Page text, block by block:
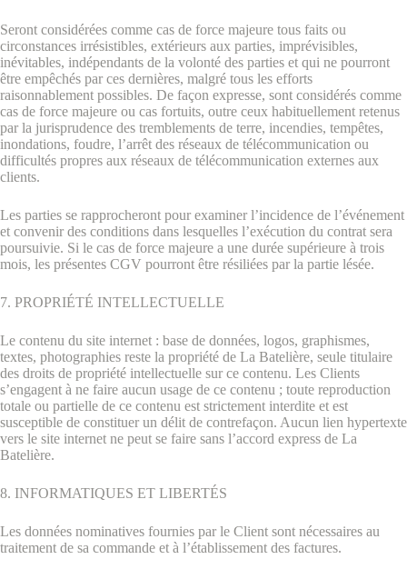
Seront considérées comme cas de force majeure tous faits ou
circonstances irrésistibles, extérieurs aux parties, imprévisibles,
inévitables, indépendants de la volonté des parties et qui ne pourront
être empêchés par ces dernières, malgré tous les efforts
raisonnablement possibles. De façon expresse, sont considérés comme
cas de force majeure ou cas fortuits, outre ceux habituellement retenus
par la jurisprudence des tremblements de terre, incendies, tempêtes,
inondations, foudre, l’arrêt des réseaux de télécommunication ou
difficultés propres aux réseaux de télécommunication externes aux
clients.
Les parties se rapprocheront pour examiner l’incidence de l’événement
et convenir des conditions dans lesquelles l’exécution du contrat sera
poursuivie. Si le cas de force majeure a une durée supérieure à trois
mois, les présentes CGV pourront être résiliées par la partie lésée.
7. PROPRIÉTÉ INTELLECTUELLE
Le contenu du site internet : base de données, logos, graphismes,
textes, photographies reste la propriété de La Batelière, seule titulaire
des droits de propriété intellectuelle sur ce contenu. Les Clients
s’engagent à ne faire aucun usage de ce contenu ; toute reproduction
totale ou partielle de ce contenu est strictement interdite et est
susceptible de constituer un délit de contrefaçon. Aucun lien hypertexte
vers le site internet ne peut se faire sans l’accord express de La
Batelière.
8. INFORMATIQUES ET LIBERTÉS
Les données nominatives fournies par le Client sont nécessaires au
traitement de sa commande et à l’établissement des factures.